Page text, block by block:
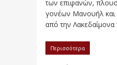
των επιφανών,
γονέων Μανουήλ και
από την Λακεδαίμονα
Περισσότερα